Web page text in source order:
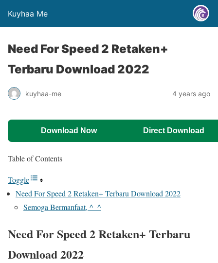
Kuyhaa Me
Need For Speed 2 Retaken+
Terbaru Download 2022
kuyhaa-me 4 years ago
Download Now Direct Download
Table of Contents
Toggle
Need For Speed 2 Retaken+ Terbaru Download 2022
Semoga Bermanfaat, ^_^
Need For Speed 2 Retaken+ Terbaru
Download 2022